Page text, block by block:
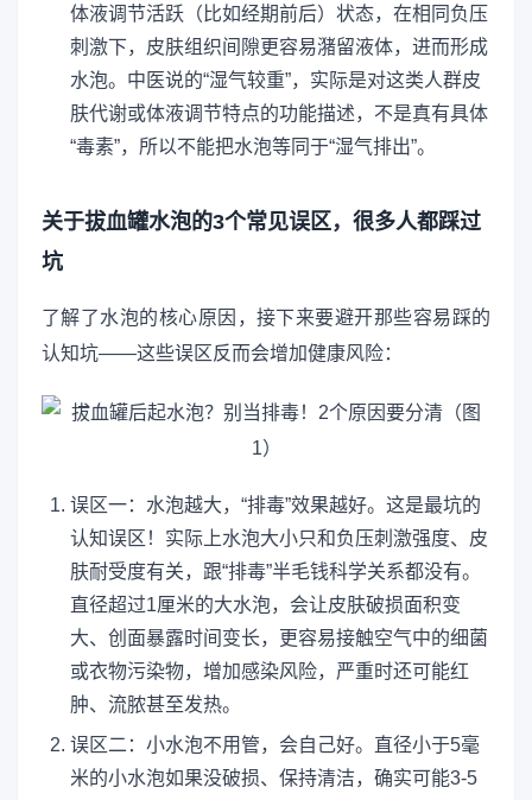
体液调节活跃（比如经期前后）状态，在相同负压
刺激下，皮肤组织间隙更容易潴留液体，进而形成
水泡。中医说的“湿气较重”，实际是对这类人群皮
肤代谢或体液调节特点的功能描述，不是真有具体
“毒素”，所以不能把水泡等同于“湿气排出”。
关于拔血罐水泡的3个常见误区，很多人都踩过
坑
了解了水泡的核心原因，接下来要避开那些容易踩的
认知坑——这些误区反而会增加健康风险：
误区一：水泡越大，“排毒”效果越好。这是最坑的
认知误区！实际上水泡大小只和负压刺激强度、皮
肤耐受度有关，跟“排毒”半毛钱科学关系都没有。
直径超过1厘米的大水泡，会让皮肤破损面积变
大、创面暴露时间变长，更容易接触空气中的细菌
或衣物污染物，增加感染风险，严重时还可能红
肿、流脓甚至发热。
误区二：小水泡不用管，会自己好。直径小于5毫
米的小水泡如果没破损、保持清洁，确实可能3-5